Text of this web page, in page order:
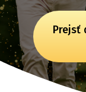
Prejsť